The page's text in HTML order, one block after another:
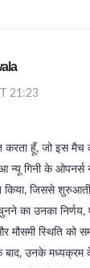
21:23
हूँ, जो इस मैच
न्यू गिनी के ओपनर्स
जिससे
का उनका
मौसमी स्थिति को
बाद, उनके